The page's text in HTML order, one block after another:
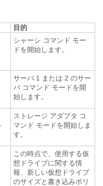
目的
シャーシ コマンド モー
ドを開始します。
サーバ 1 または 2 のサー
バ コマンド モードを開
始します。
ストレージ アダプタ コ
マンド モードを開始しま
す。
この時点で、使用する仮
想ドライブに関する情
報、新しい仮想ドライブ
のサイズと書き込みポリ